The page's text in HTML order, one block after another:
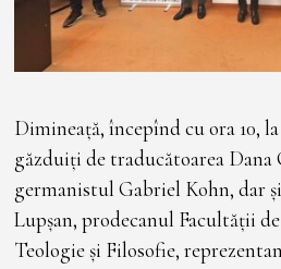
Dimineață, începînd cu ora 10,
găzduiți de traducătoarea Dana
germanistul Gabriel Kohn, dar
Lupșan, prodecanul Facultății
Teologie și Filosofie,